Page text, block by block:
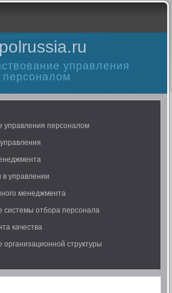
управления
персоналом
управления персоналом
управлении
менеджмента
системы отбора персонала
качества
структуры